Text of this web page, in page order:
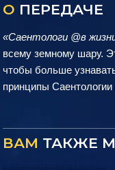
О ПЕРЕДАЧЕ
«Саентологи @в
всему земному шару.
чтобы больше
принципы
ВАМ ТАКЖЕ